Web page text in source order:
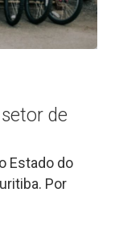
de
Estado do
Por